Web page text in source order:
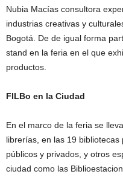
Nubia Macías consultora
industrias creativas y
Bogotá. De de igual forma
stand en la feria en el que
productos.
FILBo en la Ciudad
En el marco de la feria se
librerías, en las 19
públicos y privados, y otros
ciudad como las